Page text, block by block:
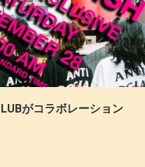
がコラボレーション